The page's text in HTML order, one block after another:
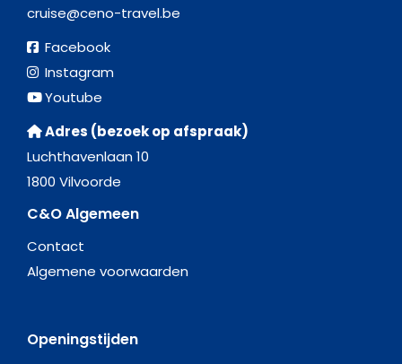
cruise@ceno-travel.be
Facebook
Instagram
Youtube
Adres (bezoek op afspraak)
Luchthavenlaan 10
1800 Vilvoorde
C&O Algemeen
Contact
Algemene voorwaarden
Openingstijden